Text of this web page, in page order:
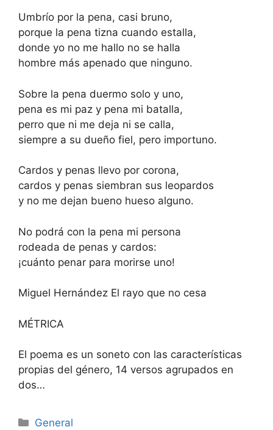
Umbrío por la pena, casi bruno,
porque la pena tizna cuando estalla,
donde yo no me hallo no se halla
hombre más apenado que ninguno.
Sobre la pena duermo solo y uno,
pena es mi paz y pena mi batalla,
perro que ni me deja ni se calla,
siempre a su dueño fiel, pero importuno.
Cardos y penas llevo por corona,
cardos y penas siembran sus leopardos
y no me dejan bueno hueso alguno.
No podrá con la pena mi persona
rodeada de penas y cardos:
¡cuánto penar para morirse uno!
Miguel Hernández El rayo que no cesa
MÉTRICA
El poema es un soneto con las características
propias del género, 14 versos agrupados en
dos…
Categorías
General